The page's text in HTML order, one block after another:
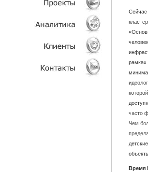
ОБЪЕКТЫ
ПРОЕКТЫ
АНАЛИТИКА
КЛИЕНТЫ
Сейчас
рамках
часто
Чем
Время